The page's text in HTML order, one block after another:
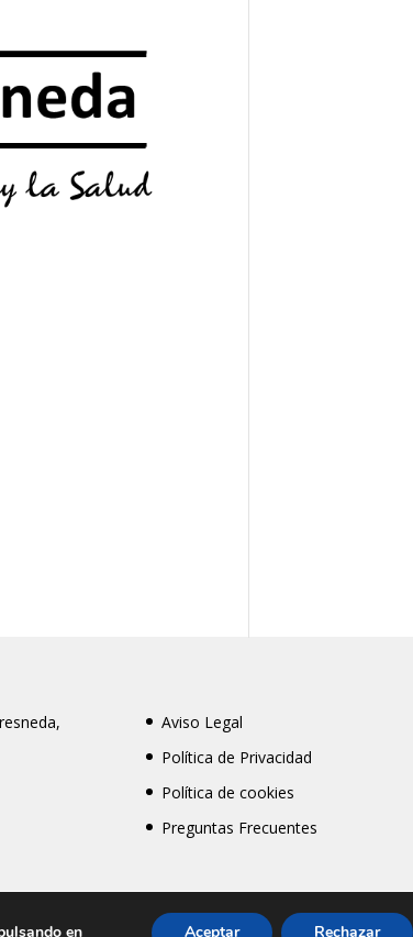
Aviso Legal
Política de Privacidad
Política de cookies
Preguntas Frecuentes
en Aceptar Rechazar